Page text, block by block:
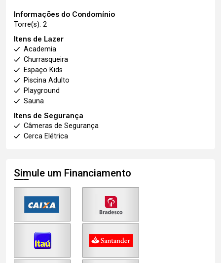
Informações do Condomínio
Torre(s): 2
Itens de Lazer
Academia
Churrasqueira
Espaço Kids
Piscina Adulto
Playground
Sauna
Itens de Segurança
Câmeras de Segurança
Cerca Elétrica
Simule um Financiamento